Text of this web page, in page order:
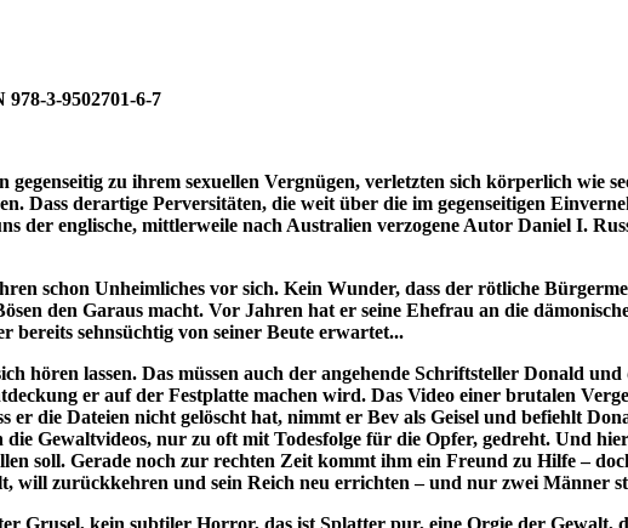
3-9502701-6-7
zu ihrem sexuellen Vergnügen, verletzten sich körperlich wie
Dass derartige Perversitäten, die weit über die im gegenseitigen
der englische, mittlerweile nach Australien verzogene Autor Daniel I.
schon Unheimliches vor sich. Kein Wunder, dass der rötliche
den Garaus macht. Vor Jahren hat er seine Ehefrau an die
bereits sehnsüchtig von seiner Beute erwartet...
hören lassen. Das müssen auch der angehende Schriftsteller Donald und
er auf der Festplatte machen wird. Das Video einer brutalen
die Dateien nicht gelöscht hat, nimmt er Bev als Geisel und befiehlt
Gewaltvideos, nur zu oft mit Todesfolge für die Opfer, gedreht. Und
soll. Gerade noch zur rechten Zeit kommt ihm ein Freund zu Hilfe –
will zurückkehren und sein Reich neu errichten – und nur zwei Männer
Grusel, kein subtiler Horror, das ist Splatter pur, eine Orgie der Gewalt,